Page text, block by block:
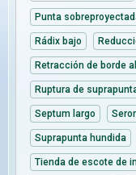
Punta
Rádix bajo
Retracción de borde
Ruptura de
Septum largo
Suprapunta hundida
Tienda de escote de